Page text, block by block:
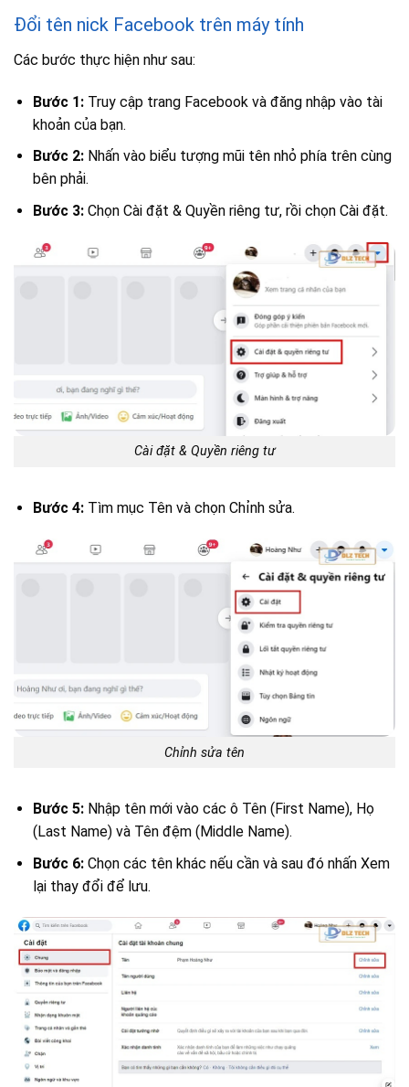
Đổi tên nick Facebook trên máy tính
Các bước thực hiện như sau:
Bước 1:Truy cập trang Facebook và đăng nhập vào tài
khoản của bạn.
Bước 2:Nhấn vào biểu tượng mũi tên nhỏ phía trên cùng
bên phải.
Bước 3:Chọn Cài đặt & Quyền riêng tư, rồi chọn Cài đặt.
Cài đặt & Quyền riêng tư
Bước 4:Tìm mục Tên và chọn Chỉnh sửa.
Chỉnh sửa tên
Bước 5:Nhập tên mới vào các ô Tên (First Name), Họ
(Last Name) và Tên đệm (Middle Name).
Bước 6:Chọn các tên khác nếu cần và sau đó nhấn Xem
lại thay đổi để lưu.